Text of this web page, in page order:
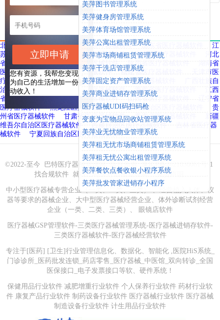
友情链接
北京市医疗器械软件 广东省医疗器械软件 山东省医疗器械软件
江
苏省医疗器械软件
河南省医疗器械软件 上海市医疗器械软件
河北
省医疗器械软件
浙江省医疗器械软件 陕西省医疗器械软件
湖南省
医疗器械软件
重庆市医疗器械软件 福建省医疗器械软件
天津市医
疗器械软件
云南省医疗器械软件 四川省医疗器械软件
广西壮族自
治区医疗器械软件
安徽省医疗器械软件 海南省医疗器械软件
江西
省医疗器械软件
湖北省医疗器械软件 山西省医疗器械软件
辽宁省
医疗器械软件
黑龙江医疗器械软件内蒙古自治区医疗器械软件
贵
州省医疗器械软件
甘肃省医疗器械软件 青海省医疗器械软件
新疆
维吾尔自治区医疗器械软件
吉林省医疗器
械软件
宁夏回族自治区医疗器械软件
©2022-至今 巴特医疗器械管理网
豫ICP备2021030061号-1
找合规软件 就找巴特医疗器械管理网 免责声明
中小型医疗器械专营企业（一类、二类、三类） 、经营植入人体、仪
器等要求的器械企业、大中型医疗器械经营企业、体外诊断试剂经营
企业（一类、二类、三类）、 眼镜店软件
医疗器械GSP管理软件-三类医疗器械管理系统-医疗器械进销存软件-
三类医疗器械软件-医疗器械经营软件
专注于[医药] [卫生]行业管理信息化、数据化、智能化 ,医院HiS系统_
门诊诊所_医药批发连锁_药店零售_医疗器械_中医馆_双向转诊_全国
医保接口_电子发票接口等软、硬件系统！
保健用品行业软件 减肥增重行业软件 个人保养行业软件 药材行业软
件 康复产品行业软件 制药设备行业软件 医疗器械行业软件 医疗器械
制造设备行业软件 计生用品行业软件
立即申请
您有资源，我帮您变现，
为自己的生活增加一份被
动收入！
美萍图书管理系统
美萍健身房管理系统
美萍体育场馆管理系统
美萍公寓出租管理系统
美萍市场商铺租赁管理系统
美萍干洗店管理系统
美萍固定资产管理系统
美萍商业进销存管理系统
医疗器械UDI码扫码枪
变废为宝物品回收站管理系统
美萍业无忧物业管理系统
美萍租无忧市场商铺租赁管理系统
美萍租无忧公寓出租管理系统
美萍餐饮点餐收银小程序系统
美萍批发管家进销存小程序